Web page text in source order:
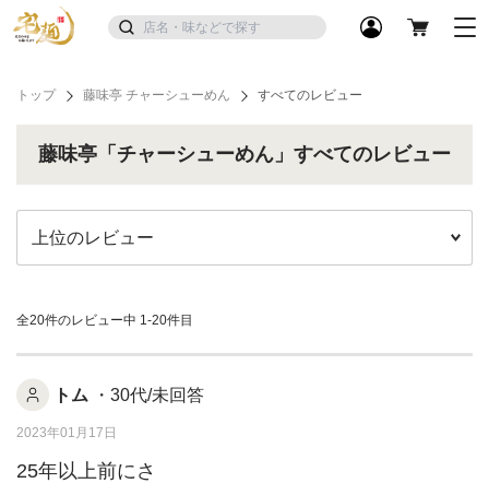
トップ 藤味亭 チャーシューめん すべてのレビュー
藤味亭「チャーシューめん」すべてのレビュー
全20件のレビュー中 1-20件目
トム ・30代/未回答
2023年01月17日
25年以上前にさ